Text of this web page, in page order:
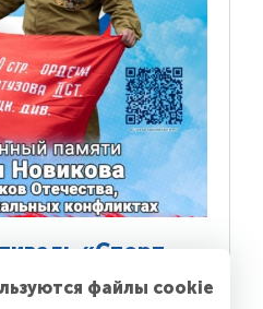
«Спорт –
файлы cookie